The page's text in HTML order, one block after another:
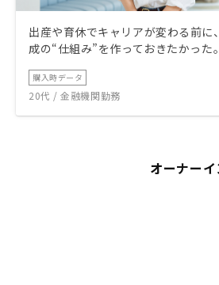
出産や育休でキャリアが変わる前に
成の“仕組み”を作っておきたかった。
購入時データ
20代 / 金融機関勤務
オーナー